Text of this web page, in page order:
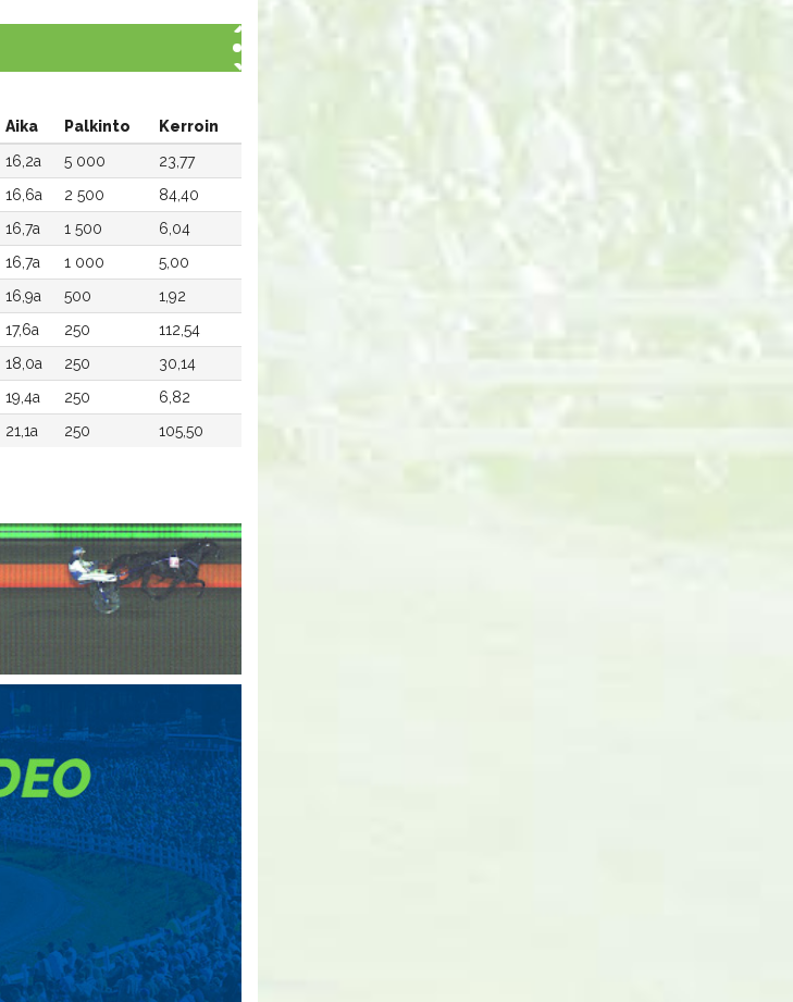
Aika Palkinto
Kerroin
16,2a 5 000
23,77
16,6a 2 500
84,40
16,7a 1 500
6,04
16,7a 1 000
5,00
16,9a 500
1,92
17,6a 250
112,54
18,0a 250
30,14
19,4a 250
6,82
21,1a 250 105,50